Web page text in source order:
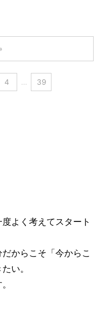
4 … 39
よく考えてスタート
からこそ「今からこ
い。